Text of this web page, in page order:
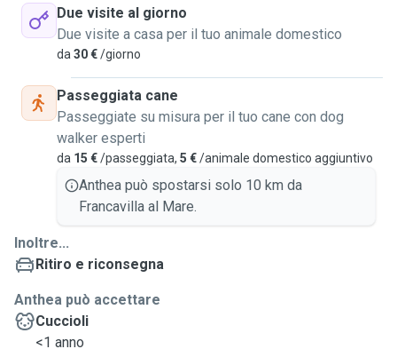
Due visite al giorno
Due visite a casa per il tuo animale domestico
da 30 €/giorno
Passeggiata cane
Passeggiate su misura per il tuo cane con dog
walker esperti
da 15 €/passeggiata, 5 €/animale domestico aggiuntivo
Anthea può spostarsi solo 10 km da
Francavilla al Mare.
Inoltre...
Ritiro e riconsegna
Anthea può accettare
Cuccioli
<1 anno